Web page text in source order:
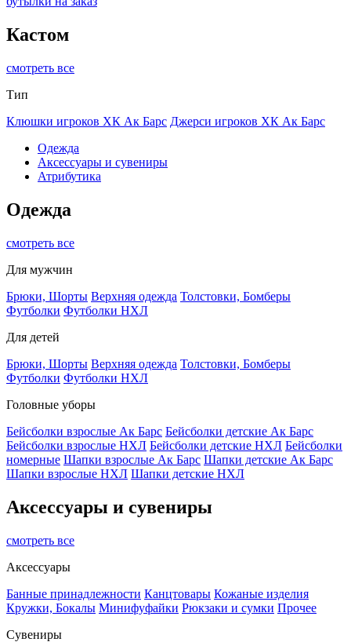
Кастом
смотреть все
Тип
Клюшки игроков ХК Ак Барс Джерси игроков ХК Ак Барс
Одежда
Аксессуары и сувениры
Атрибутика
Одежда
смотреть все
Для мужчин
Брюки, Шорты Верхняя одежда Толстовки, Бомберы
Футболки Футболки НХЛ
Для детей
Брюки, Шорты Верхняя одежда Толстовки, Бомберы
Футболки Футболки НХЛ
Головные уборы
Бейсболки взрослые Ак Барс Бейсболки детские Ак Барс
Бейсболки взрослые НХЛ Бейсболки детские НХЛ Бейсболки
номерные Шапки взрослые Ак Барс Шапки детские Ак Барс
Шапки взрослые НХЛ Шапки детские НХЛ
Аксессуары и сувениры
смотреть все
Аксессуары
Банные принадлежности Канцтовары Кожаные изделия
Кружки, Бокалы Минифуфайки Рюкзаки и сумки Прочее
Сувениры